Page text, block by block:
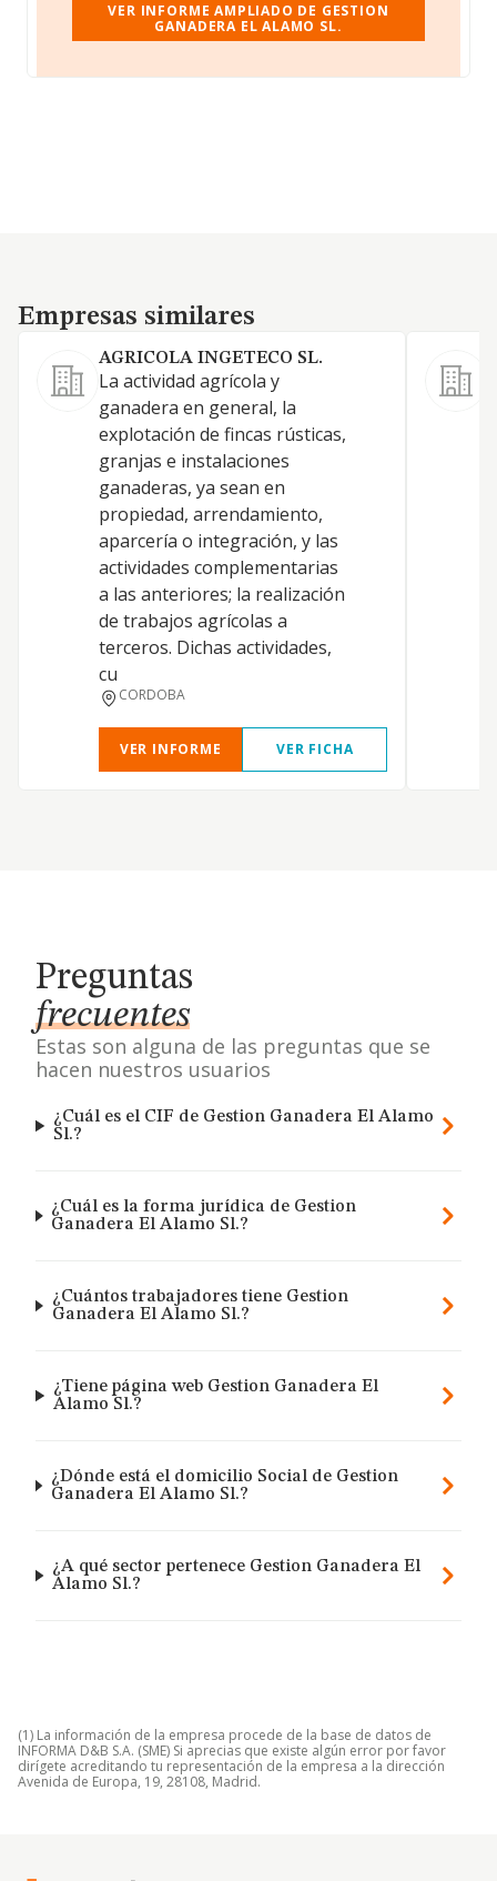
VER INFORME AMPLIADO DE GESTION
GANADERA EL ALAMO SL.
Empresas similares
Empresas similares
AGRICOLA INGETECO SL.
La actividad agrícola y
ganadera en general, la
explotación de fincas rústicas,
granjas e instalaciones
ganaderas, ya sean en
propiedad, arrendamiento,
aparcería o integración, y las
actividades complementarias
a las anteriores; la realización
de trabajos agrícolas a
terceros. Dichas actividades,
cu
CORDOBA
VER INFORME VER FICHA
Preguntas
frecuentes
Estas son alguna de las preguntas que se
hacen nuestros usuarios
¿Cuál es el CIF de Gestion Ganadera El Alamo
Sl.?
¿Cuál es la forma jurídica de Gestion
Ganadera El Alamo Sl.?
¿Cuántos trabajadores tiene Gestion
Ganadera El Alamo Sl.?
¿Tiene página web Gestion Ganadera El
Alamo Sl.?
¿Dónde está el domicilio Social de Gestion
Ganadera El Alamo Sl.?
¿A qué sector pertenece Gestion Ganadera El
Alamo Sl.?
(1) La información de la empresa procede de la base de datos de
INFORMA D&B S.A. (SME) Si aprecias que existe algún error por favor
dirígete acreditando tu representación de la empresa a la dirección
Avenida de Europa, 19, 28108, Madrid.